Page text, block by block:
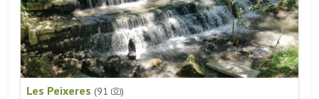
Les Peixeres (91 )